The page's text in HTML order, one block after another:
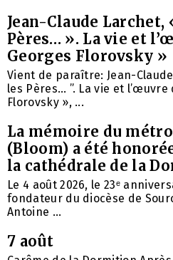
Jean-Claude Larchet,
Pères… ». La vie et
Georges Florovsky »
Vient de paraître: Jean-
les Pères… ”. La vie et l’œuvre
Florovsky », ...
La mémoire du
(Bloom) a été
la cathédrale de la
Le 4 août 2026, le 23ᵉ
fondateur du diocèse de
Antoine ...
7 août